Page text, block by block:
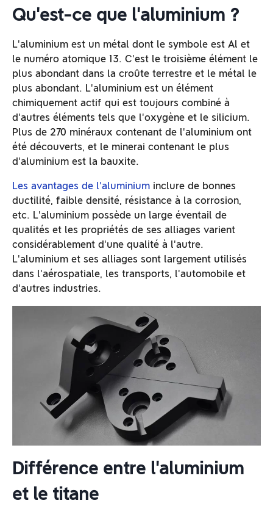
Qu'est-ce que l'aluminium ?
L'aluminium est un métal dont le symbole est Al et
le numéro atomique 13. C'est le troisième élément le
plus abondant dans la croûte terrestre et le métal le
plus abondant. L'aluminium est un élément
chimiquement actif qui est toujours combiné à
d'autres éléments tels que l'oxygène et le silicium.
Plus de 270 minéraux contenant de l'aluminium ont
été découverts, et le minerai contenant le plus
d'aluminium est la bauxite.
Les avantages de l'aluminium inclure de bonnes
ductilité, faible densité, résistance à la corrosion,
etc. L'aluminium possède un large éventail de
qualités et les propriétés de ses alliages varient
considérablement d'une qualité à l'autre.
L'aluminium et ses alliages sont largement utilisés
dans l'aérospatiale, les transports, l'automobile et
d'autres industries.
Différence entre l'aluminium
et le titane